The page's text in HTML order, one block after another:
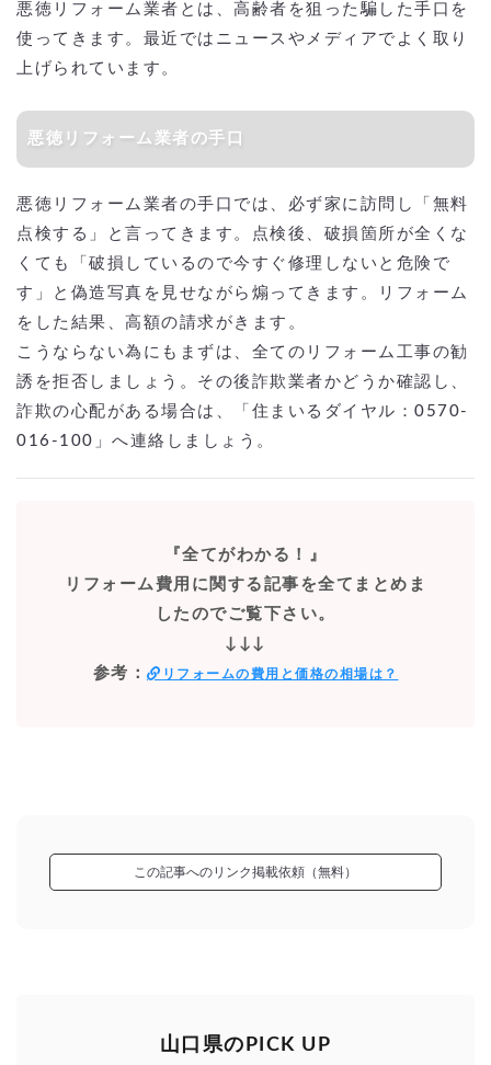
悪徳リフォーム業者とは、高齢者を狙った騙した手口を
使ってきます。最近ではニュースやメディアでよく取り
上げられています。
悪徳リフォーム業者の手口
悪徳リフォーム業者の手口では、必ず家に訪問し「無料
点検する」と言ってきます。点検後、破損箇所が全くな
くても「破損しているので今すぐ修理しないと危険で
す」と偽造写真を見せながら煽ってきます。リフォーム
をした結果、高額の請求がきます。
こうならない為にもまずは、全てのリフォーム工事の勧
誘を拒否しましょう。その後詐欺業者かどうか確認し、
詐欺の心配がある場合は、「住まいるダイヤル：0570-
016-100」へ連絡しましょう。
『全てがわかる！』
リフォーム費用に関する記事を全てまとめま
したのでご覧下さい。
↓↓↓
参考：
リフォームの費用と価格の相場は？
この記事へのリンク掲載依頼（無料）
山口県のPICK UP